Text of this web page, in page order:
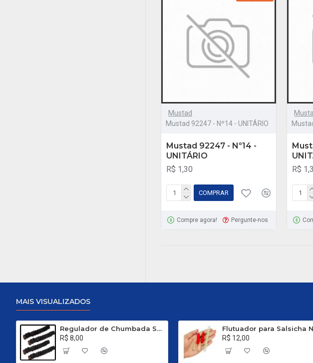
Mustad
Mustad 92247 - Nº14 - UNITÁRIO
Mustad 92247 - Nº14 -
UNITÁRIO
R$ 1,30
COMPRAR
Compre agora! Pergunte-nos
R$
MAIS VISUALIZADOS
Regulador de Chumbada STOP Nº 1
R$ 8,00
Flutuador para Salsicha
R$ 12,00